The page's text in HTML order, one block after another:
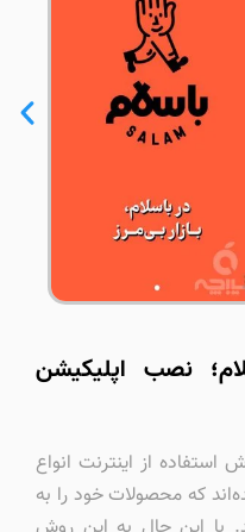
نصب اپلیکیشن
از اینترنت انواع
که محصولات خود را به